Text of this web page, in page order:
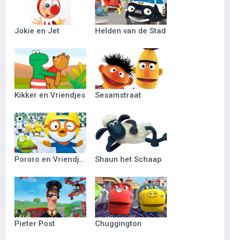
Jokie en Jet Helden van de Stad
Kikker en Vriendjes Sesamstraat
Pororo en Vriendjes Shaun het Schaap
Pieter Post Chuggington